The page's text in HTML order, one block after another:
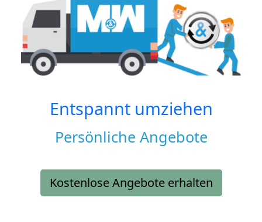
Entspannt umziehen
Persönliche Angebote
Kostenlose Angebote erhalten